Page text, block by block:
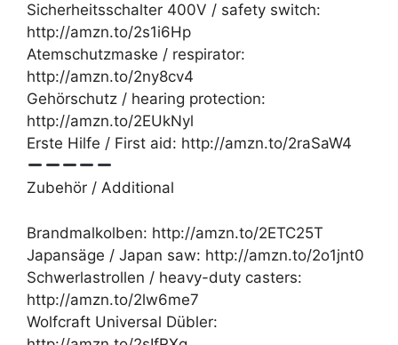
Sicherheitsschalter 400V / safety switch:
http://amzn.to/2s1i6Hp
Atemschutzmaske / respirator:
http://amzn.to/2ny8cv4
Gehörschutz / hearing protection:
http://amzn.to/2EUkNyl
Erste Hilfe / First aid: http://amzn.to/2raSaW4
Zubehör / Additional
Brandmalkolben: http://amzn.to/2ETC25T
Japansäge / Japan saw: http://amzn.to/2o1jnt0
Schwerlastrollen / heavy-duty casters:
http://amzn.to/2lw6me7
Wolfcraft Universal Dübler: